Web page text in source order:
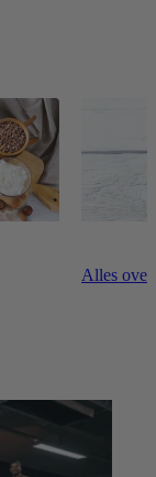
Alles over